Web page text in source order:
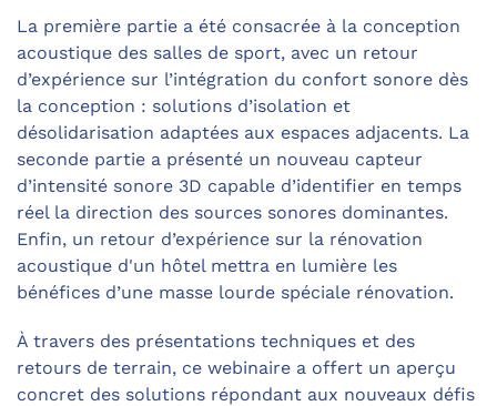
La première partie a été consacrée à la conception
acoustique des salles de sport, avec un retour
d’expérience sur l’intégration du confort sonore dès
la conception : solutions d’isolation et
désolidarisation adaptées aux espaces adjacents. La
seconde partie a présenté un nouveau capteur
d’intensité sonore 3D capable d’identifier en temps
réel la direction des sources sonores dominantes.
Enfin, un retour d’expérience sur la rénovation
acoustique d'un hôtel mettra en lumière les
bénéfices d’une masse lourde spéciale rénovation.
À travers des présentations techniques et des
retours de terrain, ce webinaire a offert un aperçu
concret des solutions répondant aux nouveaux défis